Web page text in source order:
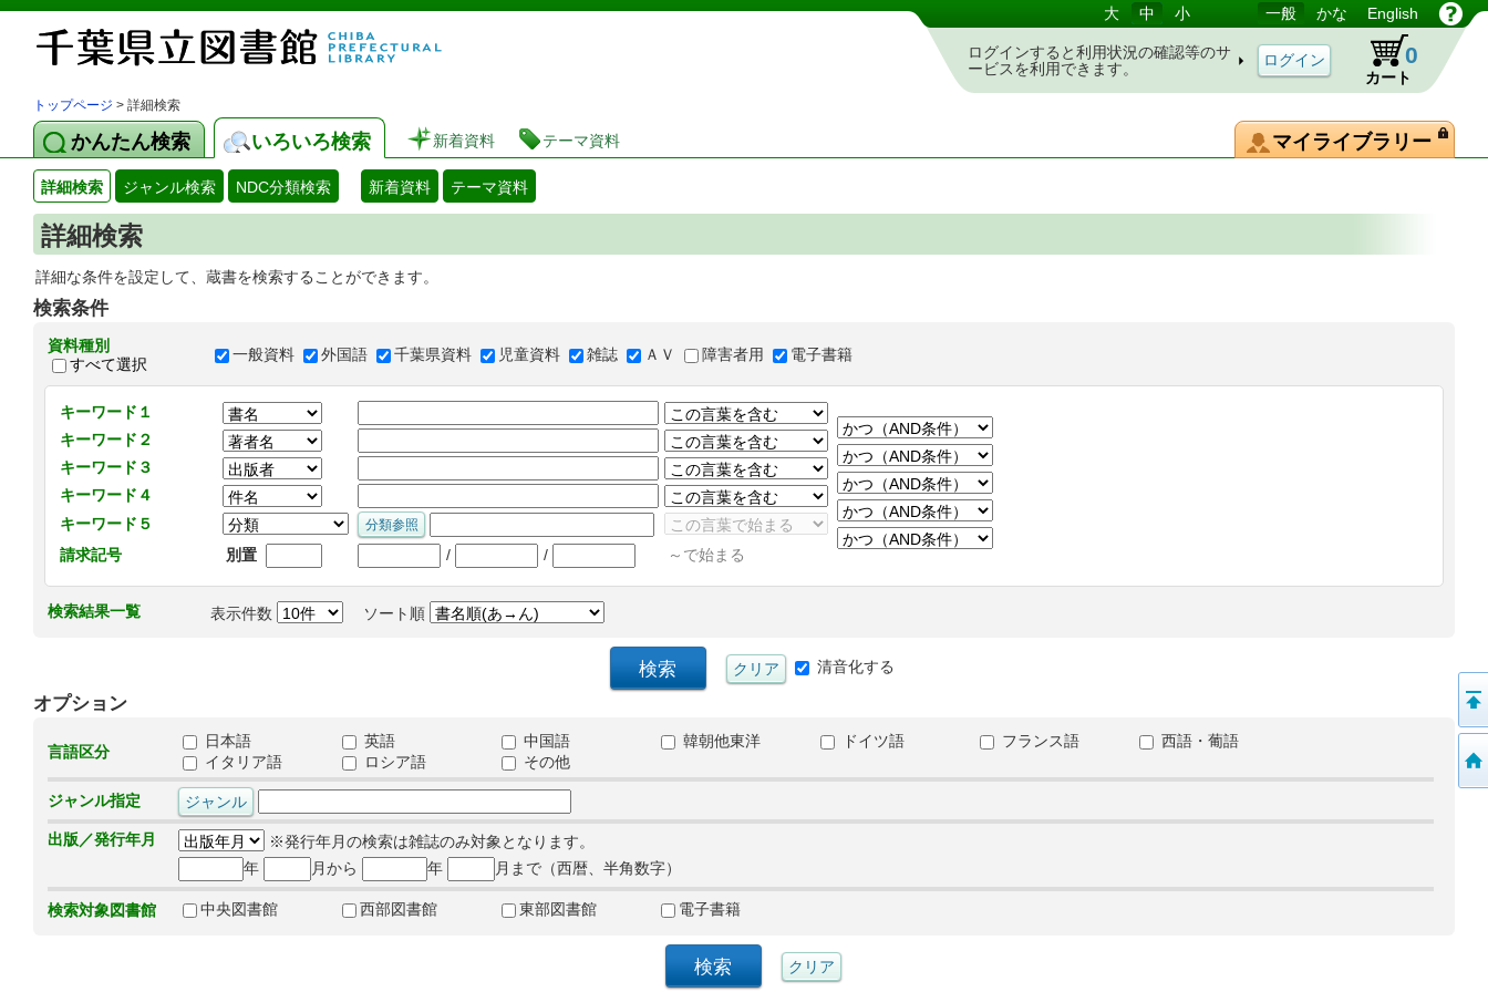
図書館 蔵書検索・予約システム 大 中 小 一般 かな English
ログインすると利用状況の確認等のサ
ービスを利用できます。
カート
0
トップページ > 詳細検索
かんたん検索 いろいろ検索 新着資料 テーマ資料 マイライブラリー
詳細検索 ジャンル検索 NDC分類検索 新着資料 テーマ資料
詳細検索
詳細な条件を設定して、蔵書を検索することができます。
検索条件
資料種別
すべて選択
一般資料 外国語 千葉県資料 児童資料 雑誌 ＡＶ 障害者用 電子書籍
キーワード１
キーワード２
キーワード３
キーワード４
キーワード５
請求記号
別置 / / ～で始まる
検索結果一覧 表示件数 ソート順
清音化する
オプション
言語区分
日本語 英語 中国語 韓朝他東洋 ドイツ語 フランス語
西語・葡語
イタリア語
ロシア語 その他
ジャンル指定
出版／発行年月
※発行年月の検索は雑誌のみ対象となります。
年
月から 年 月まで（西暦、半角数字）
検索対象図書館 中央図書館 西部図書館 東部図書館 電子書籍